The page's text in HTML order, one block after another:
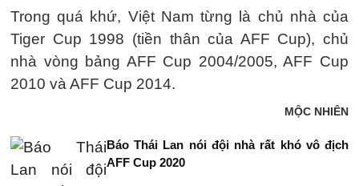
Trong quá khứ, Việt Nam từng là chủ nhà của
Tiger Cup 1998 (tiền thân của AFF Cup), chủ
nhà vòng bảng AFF Cup 2004/2005, AFF Cup
2010 và AFF Cup 2014.
MỘC NHIÊN
Báo Thái Lan nói đội nhà rất khó vô địch
AFF Cup 2020